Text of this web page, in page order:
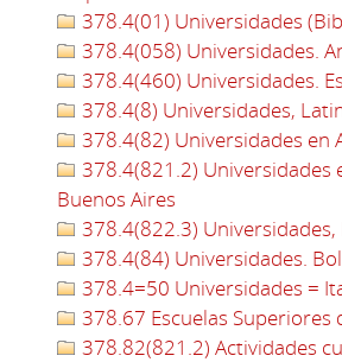
378.4(01) Universidades
378.4(058) Universidades.
378.4(460) Universidades.
378.4(8) Universidades,
378.4(82) Universidades en
378.4(821.2) Universidades
Buenos Aires
378.4(822.3) Universidades,
378.4(84) Universidades.
378.4=50 Universidades =
378.67 Escuelas Superiores
378.82(821.2) Actividades